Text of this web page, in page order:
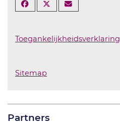
Toegankelijkheidsverklaring
Sitemap
Partners